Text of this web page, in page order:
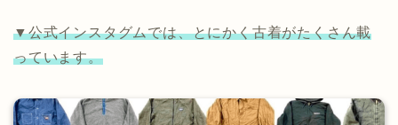
▼公式インスタグムでは、とにかく古着がたくさん載
っています。